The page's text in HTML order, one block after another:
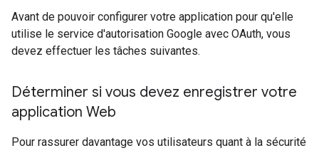
Avant de pouvoir configurer votre application pour qu'elle
utilise le service d'autorisation Google avec OAuth, vous
devez effectuer les tâches suivantes.
Déterminer si vous devez enregistrer votre
application Web
Pour rassurer davantage vos utilisateurs quant à la sécurité